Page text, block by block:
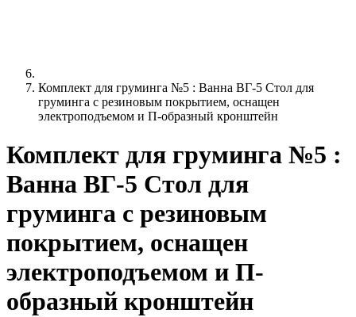
Комплект для груминга №5 : Ванна ВГ-5 Стол для
груминга с резиновым покрытием, оснащен
электроподъемом и П-образный кронштейн
Комплект для груминга №5 :
Ванна ВГ-5 Стол для
груминга с резиновым
покрытием, оснащен
электроподъемом и П-
образный кронштейн